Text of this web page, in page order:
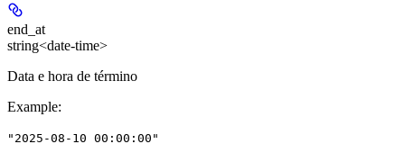
end_at
string<date-time>
Data e hora de término
Example:
"2025-08-10 00:00:00"